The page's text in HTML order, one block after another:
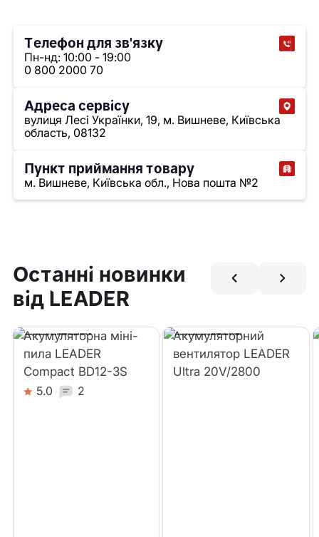
Телефон для зв'язку
Пн-нд: 10:00 - 19:00
0 800 2000 70
Адреса сервісу
вулиця Лесі Українки, 19, м. Вишневе, Київська
область, 08132
Пункт приймання товару
м. Вишневе, Київська обл., Нова пошта №2
Останні новинки
від LEADER
Акумуляторна міні-
пила LEADER
Compact BD12-3S
5.0 2
Акумуляторний
вентилятор LEADER
Ultra 20V/2800